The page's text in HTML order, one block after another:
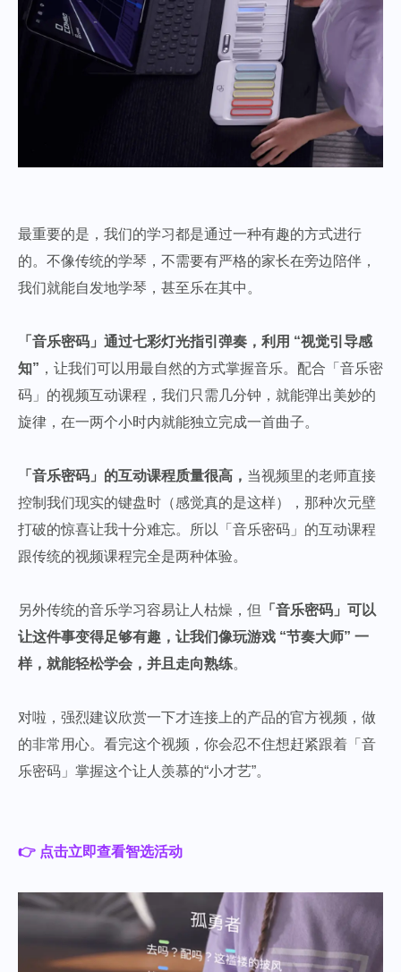
最重要的是，我们的学习都是通过一种有趣的方式进行
的。不像传统的学琴，不需要有严格的家长在旁边陪伴，
我们就能自发地学琴，甚至乐在其中。
「音乐密码」通过七彩灯光指引弹奏，利用 “视觉引导感
知” ，让我们可以用最自然的方式掌握音乐。配合「音乐密
码」的视频互动课程，我们只需几分钟，就能弹出美妙的
旋律，在一两个小时内就能独立完成一首曲子。
「音乐密码」的互动课程质量很高， 当视频里的老师直接
控制我们现实的键盘时（感觉真的是这样），那种次元壁
打破的惊喜让我十分难忘。所以「音乐密码」的互动课程
跟传统的视频课程完全是两种体验。
另外传统的音乐学习容易让人枯燥，但
「音乐密码」可以
让这件事变得足够有趣，让我们像玩游戏 “节奏大师” 一
样，就能轻松学会，并且走向熟练。
对啦， 强烈建议欣赏一下才连接上的产品的官方视频，做
的非常用心。看完这个视频，你会忍不住想赶紧跟着「音
乐密码」掌握这个让人羡慕的“小才艺”。
👉 点击立即查看智选活动